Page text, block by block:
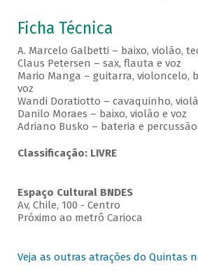
Ficha Técnica
A. Marcelo Galbetti – baixo, violão,
Claus Petersen – sax, flauta e voz
Mario Manga – guitarra, violoncelo,
voz
Wandi Doratiotto – cavaquinho,
Danilo Moraes – baixo, violão e voz
Adriano Busko – bateria e percussão
Classificação: LIVRE
Espaço Cultural BNDES
Av, Chile, 100 - Centro
Próximo ao metrô Carioca
Veja as outras atrações do Quintas